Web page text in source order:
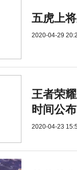
五虎上
2020-04-29
王者荣
时间公布
2020-04-23